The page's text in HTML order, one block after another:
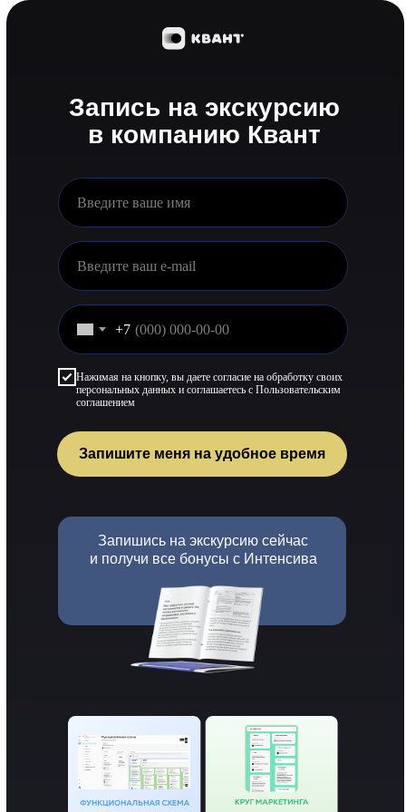
Запись на экскурсию
в компанию Квант
Запишись на экскурсию сейчас
и получи все бонусы с Интенсива
Запишите меня на удобное время
+7
Нажимая на кнопку, вы даете согласие на обработку своих
персональных данных и соглашаетесь с Пользовательским
соглашением